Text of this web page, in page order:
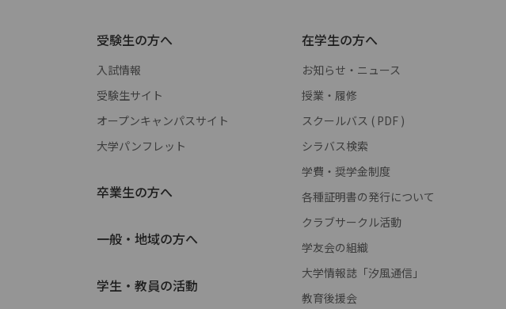
受験生の方へ
入試情報
受験生サイト
オープンキャンパスサイト
大学パンフレット
卒業生の方へ
一般・地域の方へ
学生・教員の活動
在学生の方へ
お知らせ・ニュース
授業・履修
スクールバス ( PDF )
シラバス検索
学費・奨学金制度
各種証明書の発行について
クラブサークル活動
学友会の組織
大学情報誌「汐風通信」
教育後援会